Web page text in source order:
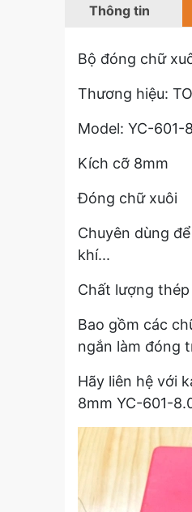
Thông tin
Bộ đóng chữ
Thương hiệu:
Model: YC-601-
Kích cỡ 8mm
Đóng chữ xuôi
Chuyên dùng
khí...
Chất lượng
Bao gồm các
ngắn làm đóng
Hãy liên hệ với
8mm YC-601-